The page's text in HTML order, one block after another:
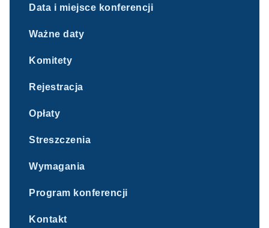
Data i miejsce konferencji
Ważne daty
Komitety
Rejestracja
Opłaty
Streszczenia
Wymagania
Program konferencji
Kontakt